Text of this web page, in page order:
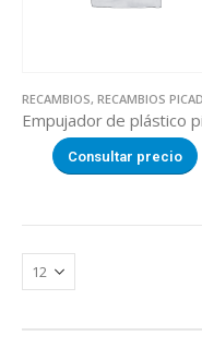
RECAMBIOS, RECAMBIOS PICADORAS DE
Consultar precio